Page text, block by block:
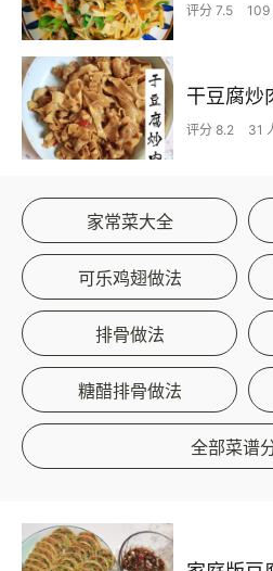
评分 7.5 109
干豆腐炒
评分 8.2 31
家常菜大全
可乐鸡翅做法
排骨做法
糖醋排骨做法
全部菜谱